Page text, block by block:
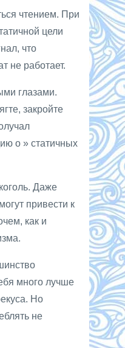
чтением. При
цели
что
не работает.
глазами.
закройте
о » статичных
Даже
привести к
как и
много лучше
Но
не